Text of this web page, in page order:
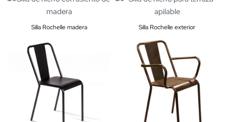
Silla Rochelle madera Silla Rochelle exterior